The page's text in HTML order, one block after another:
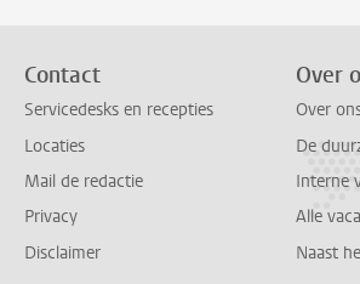
Contact
Servicedesks en recepties
Locaties
Mail de redactie
Privacy
Disclaimer
Over
Over
De
Interne
Alle
Naast